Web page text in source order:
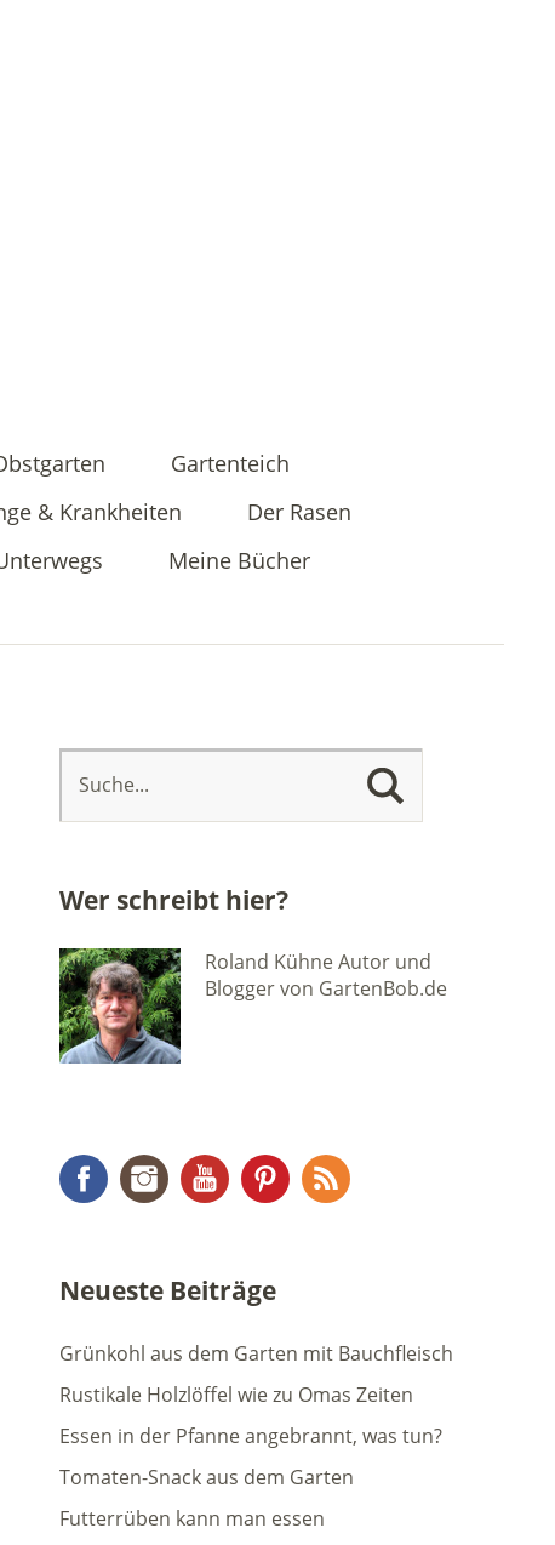
Gartenteich
& Krankheiten
Der Rasen
Meine Bücher
Wer schreibt hier?
Roland Kühne Autor und
Blogger von GartenBob.de
FacebookInstagramYouTubePinterestRSS Feed
Neueste Beiträge
Grünkohl aus dem Garten mit Bauchfleisch
Rustikale Holzlöffel wie zu Omas Zeiten
Essen in der Pfanne angebrannt, was tun?
Tomaten-Snack aus dem Garten
Futterrüben kann man essen